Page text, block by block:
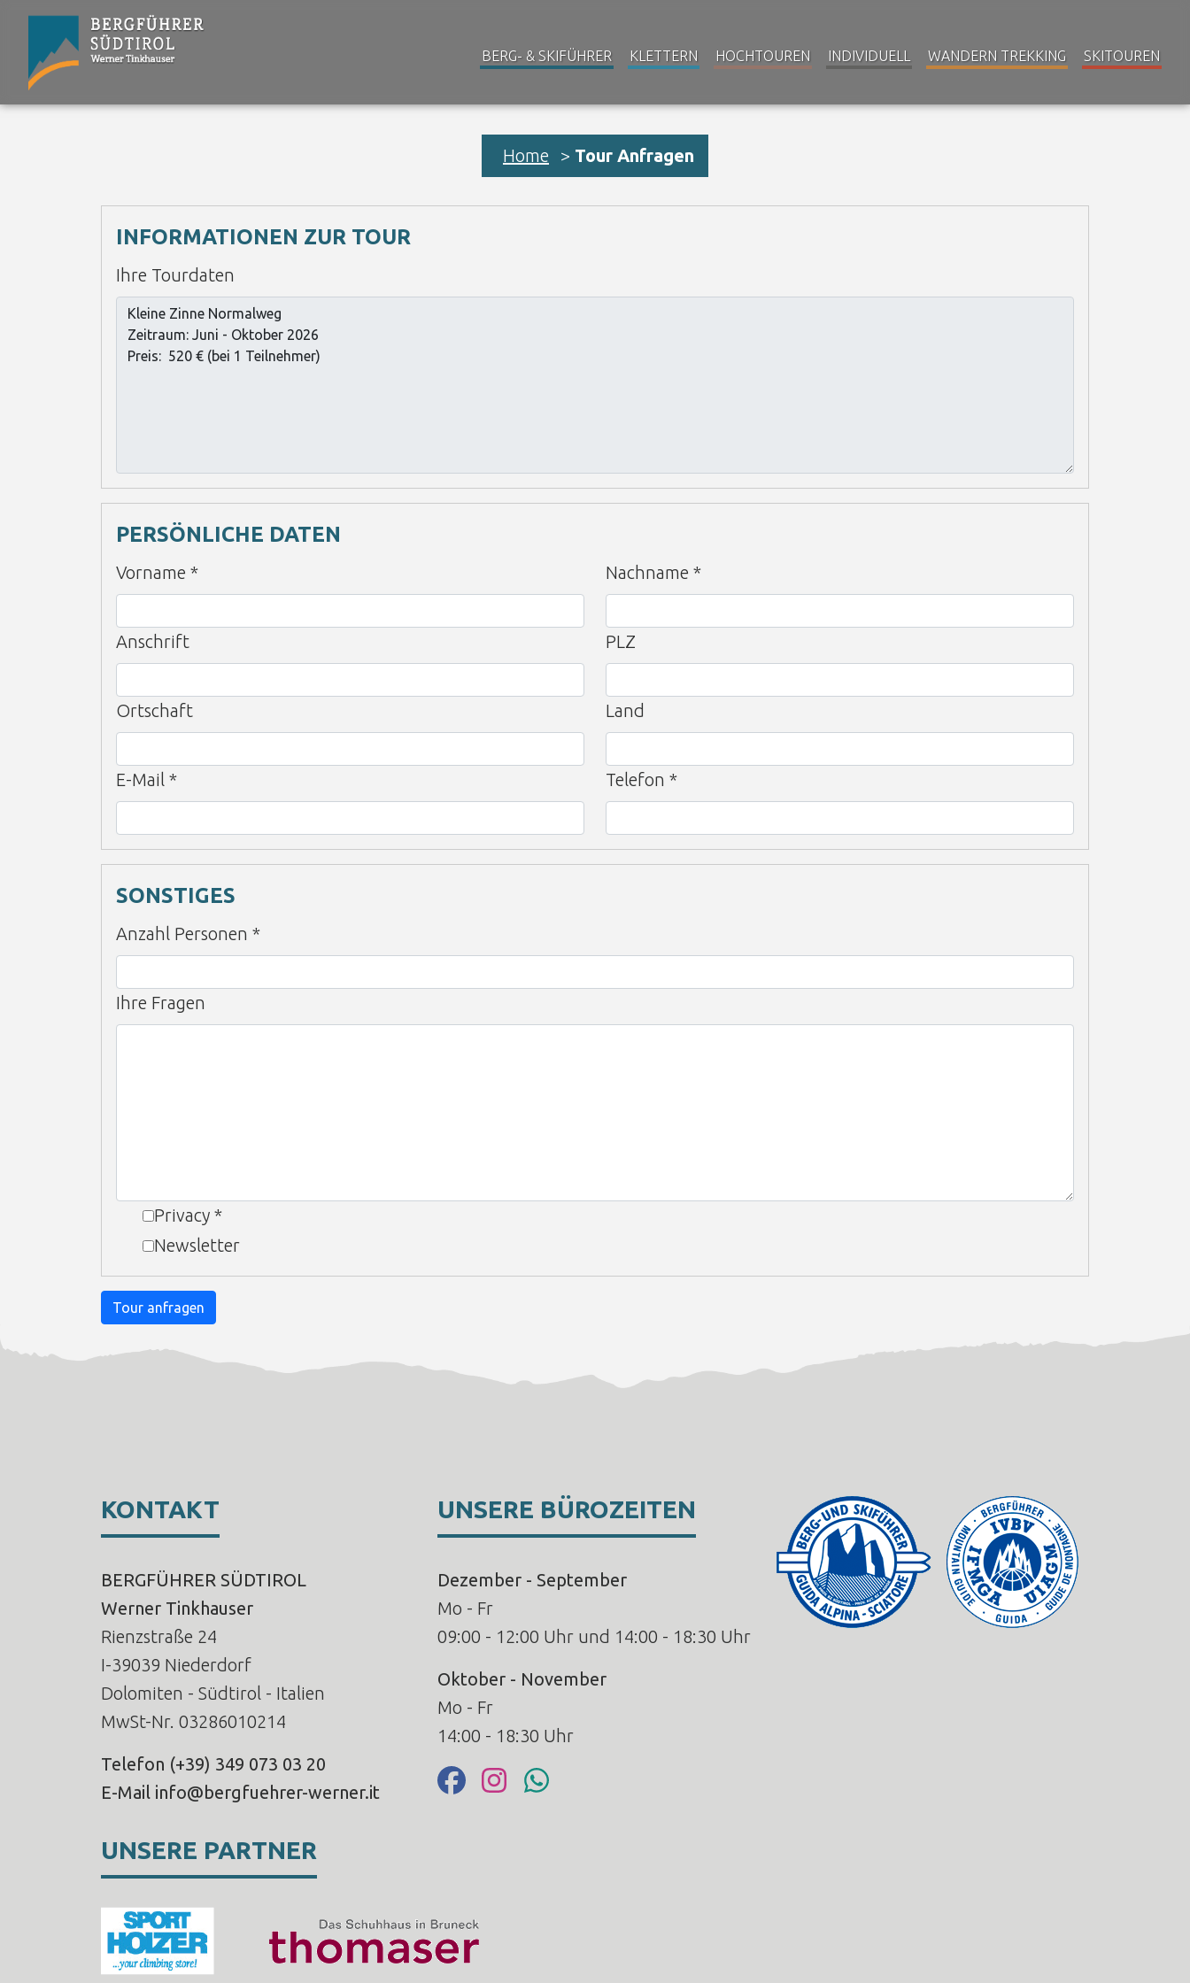
BERG- & SKIFÜHRER KLETTERN HOCHTOUREN INDIVIDUELL WANDERN TREKKING SKITOUREN
Home > Tour Anfragen
INFORMATIONEN ZUR TOUR
Ihre Tourdaten
PERSÖNLICHE DATEN
Vorname * Nachname *
Anschrift PLZ
Ortschaft Land
E-Mail * Telefon *
SONSTIGES
Anzahl Personen *
Ihre Fragen
Privacy *
Newsletter
Tour anfragen
KONTAKT
BERGFÜHRER SÜDTIROL
Werner Tinkhauser
Rienzstraße 24
I-39039 Niederdorf
Dolomiten - Südtirol - Italien
MwSt-Nr. 03286010214
Telefon (+39) 349 073 03 20
E-Mail info@bergfuehrer-werner.it
UNSERE BÜROZEITEN
Dezember - September
Mo - Fr
09:00 - 12:00 Uhr und 14:00 - 18:30 Uhr
Oktober - November
Mo - Fr
14:00 - 18:30 Uhr
UNSERE PARTNER